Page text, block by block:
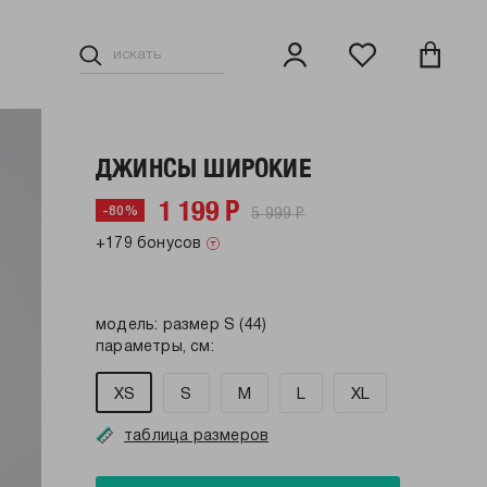
ДЖИНСЫ ШИРОКИЕ
-80% 1 199 Р 5 999 Р
+179 бонусов
модель: размер S (44)
параметры, см:
XS S M L XL
таблица размеров